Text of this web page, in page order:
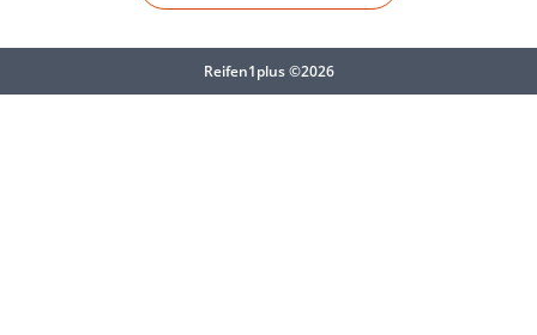
Reifen1plus ©2026